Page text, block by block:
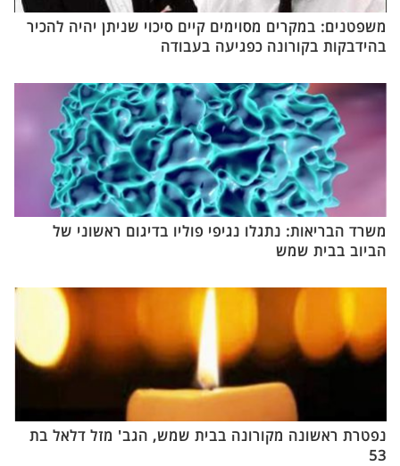
משפטנים: במקרים מסוימים קיים סיכוי שניתן יהיה להכיר
בהידבקות בקורונה כפגיעה בעבודה
משרד הבריאות: נתגלו נגיפי פוליו בדיגום ראשוני של
הביוב בבית שמש
נפטרת ראשונה מקורונה בבית שמש, הגב' מזל דלאל בת
53